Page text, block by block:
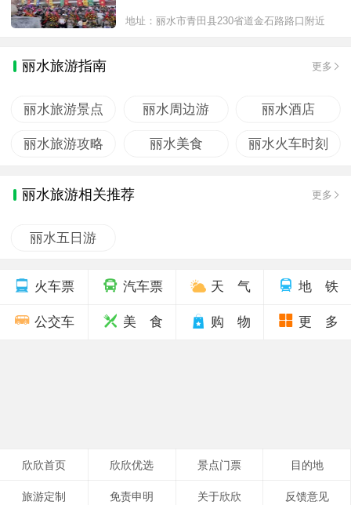
地址：丽水市青田县230省道金石路路口附近
丽水旅游指南 更多
丽水旅游景点 丽水周边游 丽水酒店
丽水旅游攻略 丽水美食 丽水火车时刻
丽水旅游相关推荐 更多
丽水五日游
火车票 汽车票 天 气 地 铁
公交车 美 食 购 物 更 多
欣欣首页 欣欣优选 景点门票 目的地
旅游定制 免责申明 关于欣欣 反馈意见